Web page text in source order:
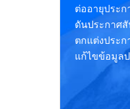
ต่ออายุประก
ดันประกาศ
ตกแต่งประก
แก้ไขข้อมูล